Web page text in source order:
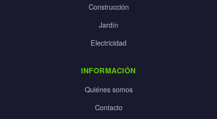
Construcción
Jardín
Electricidad
INFORMACIÓN
Quiénes somos
Contacto